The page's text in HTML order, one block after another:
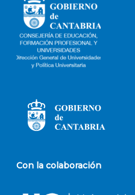
Con la colaboración